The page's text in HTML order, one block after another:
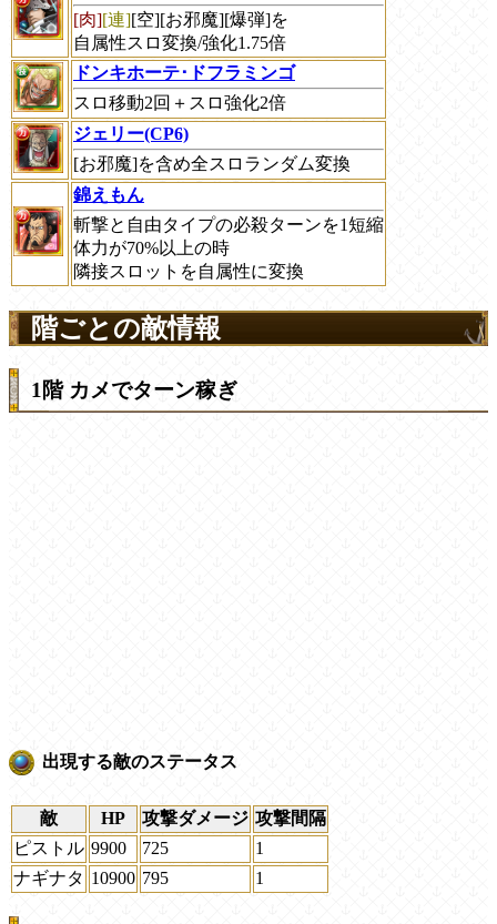
[肉][連][空][お邪魔][爆弾]を
自属性スロ変換/強化1.75倍
ドンキホーテ･ドフラミンゴ
スロ移動2回＋スロ強化2倍
ジェリー(CP6)
[お邪魔]を含め全スロランダム変換
錦えもん
斬撃と自由タイプの必殺ターンを1短縮
体力が70%以上の時
隣接スロットを自属性に変換
階ごとの敵情報
1階 カメでターン稼ぎ
出現する敵のステータス
敵 HP 攻撃ダメージ 攻撃間隔
ピストル 9900 725
1
ナギナタ 10900 795 1